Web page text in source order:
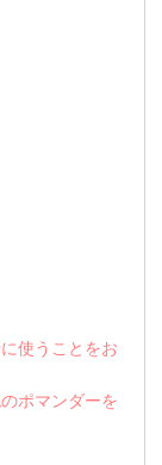
使うことをお
ポマンダーを